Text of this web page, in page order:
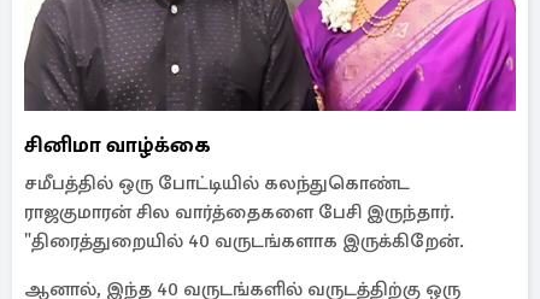
சினிமா வாழ்க்கை
சமீபத்தில் ஒரு போட்டியில் கலந்துகொண்ட
ராஜகுமாரன் சில வார்த்தைகளை பேசி இருந்தார்.
"திரைத்துறையில் 40 வருடங்களாக இருக்கிறேன்.
ஆனால், இந்த 40 வருடங்களில் வருடத்திற்கு ஒரு